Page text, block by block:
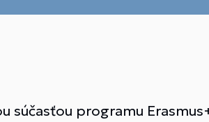
súčasťou programu